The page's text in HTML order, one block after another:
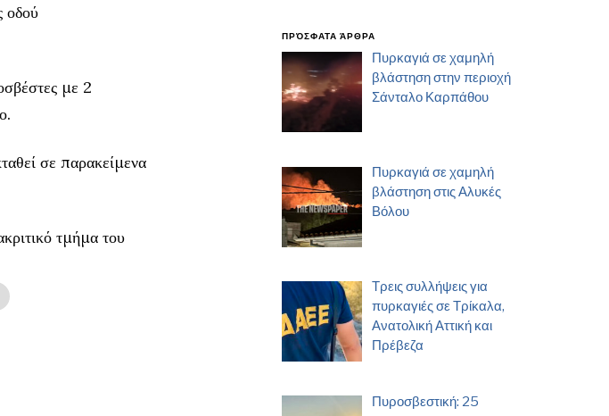
οδού
με 2
σε παρακείμενα
τμήμα του
ΠΡΌΣΦΑΤΑ ΆΡΘΡΑ
Πυρκαγιά σε χαμηλή
βλάστηση στην περιοχή
Σάνταλο Καρπάθου
Πυρκαγιά σε χαμηλή
βλάστηση στις Αλυκές
Βόλου
Τρεις συλλήψεις για
πυρκαγιές σε Τρίκαλα,
Ανατολική Αττική και
Πρέβεζα
Πυροσβεστική: 25